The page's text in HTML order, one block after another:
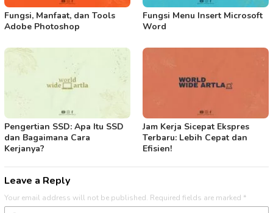
Fungsi, Manfaat, dan Tools
Adobe Photoshop
Fungsi Menu Insert Microsoft
Word
Pengertian SSD: Apa Itu SSD
dan Bagaimana Cara
Kerjanya?
Jam Kerja Sicepat Ekspres
Terbaru: Lebih Cepat dan
Efisien!
Leave a Reply
Your email address will not be published. Required fields are marked *